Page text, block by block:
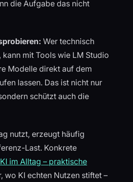
die Aufgabe das nicht
Wer technisch
mit Tools wie LM Studio
Modelle direkt auf dem
lassen. Das ist nicht nur
schützt auch die
nutzt, erzeugt häufig
Last. Konkrete
KI im Alltag – praktische
wo KI echten Nutzen stiftet –